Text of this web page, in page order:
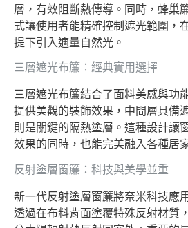
層，有效阻斷熱傳導。同時，蜂巢
式讓使用者能精確控制遮光範圍，
提下引入適量自然光。
三層遮光布簾：經典實用選擇
三層遮光布簾結合了面料美感與功
提供美觀的裝飾效果，中間層具備
則是關鍵的隔熱塗層。這種設計讓
效果的同時，也能完美融入各種居
反射塗層窗簾：科技與美學並重
新一代反射塗層窗簾將奈米科技應
透過在布料背面塗覆特殊反射材質